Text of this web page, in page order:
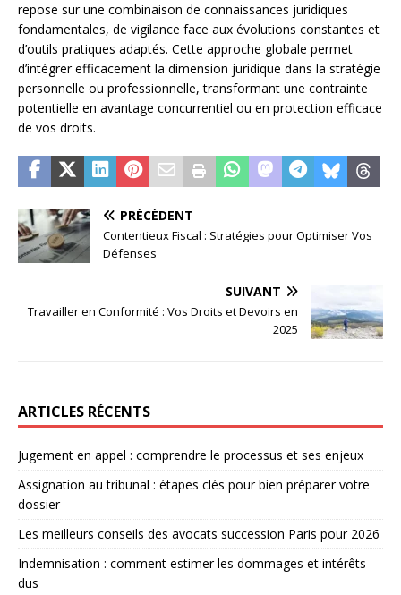
repose sur une combinaison de connaissances juridiques
fondamentales, de vigilance face aux évolutions constantes et
d’outils pratiques adaptés. Cette approche globale permet
d’intégrer efficacement la dimension juridique dans la stratégie
personnelle ou professionnelle, transformant une contrainte
potentielle en avantage concurrentiel ou en protection efficace
de vos droits.
PRÉCÉDENT
Contentieux Fiscal : Stratégies pour Optimiser Vos
Défenses
SUIVANT
Travailler en Conformité : Vos Droits et Devoirs en
2025
ARTICLES RÉCENTS
Jugement en appel : comprendre le processus et ses enjeux
Assignation au tribunal : étapes clés pour bien préparer votre
dossier
Les meilleurs conseils des avocats succession Paris pour 2026
Indemnisation : comment estimer les dommages et intérêts
dus